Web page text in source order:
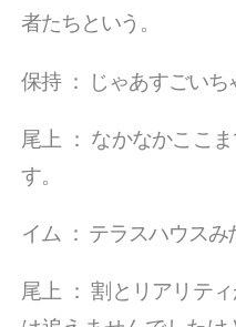
者たちという。
保持： じゃあすごいち
尾上 ： なかなかここ
す。
イム ： テラスハウスみ
尾上 ：割とリアリテ